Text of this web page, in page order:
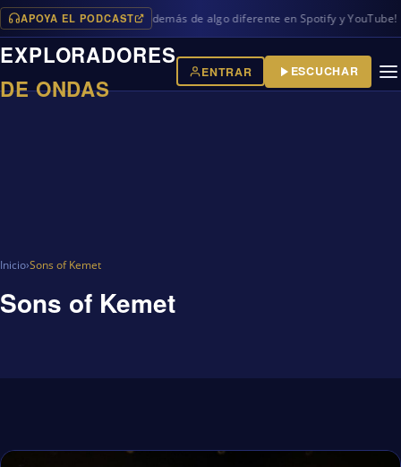
APOYA EL PODCAST
programas en iVoox, además de algo diferente en Spotify y YouTube!
EXPLORADORES
DE ONDAS
ENTRAR ESCUCHAR
Inicio›Sons of Kemet
Sons of Kemet